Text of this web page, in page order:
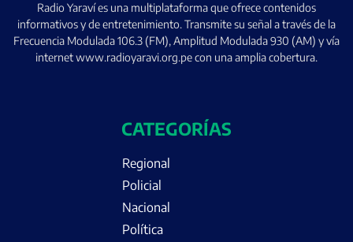
Radio Yaraví es una multiplataforma que ofrece contenidos
informativos y de entretenimiento. Transmite su señal a través de la
Frecuencia Modulada 106.3 (FM), Amplitud Modulada 930 (AM) y vía
internet www.radioyaravi.org.pe con una amplia cobertura.
CATEGORÍAS
Regional
Policial
Nacional
Política